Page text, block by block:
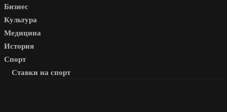
Бизнес
Культура
Медицина
История
Спорт
Ставки на спорт